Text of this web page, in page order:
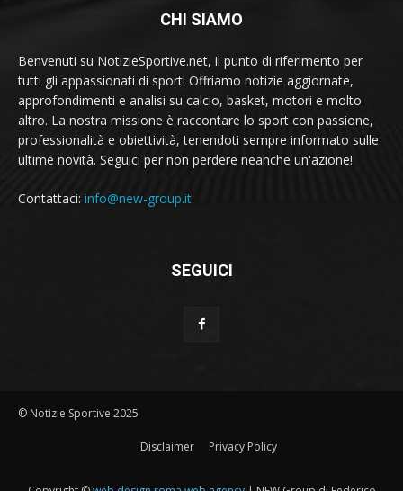
CHI SIAMO
Benvenuti su NotizieSportive.net, il punto di riferimento per
tutti gli appassionati di sport! Offriamo notizie aggiornate,
approfondimenti e analisi su calcio, basket, motori e molto
altro. La nostra missione è raccontare lo sport con passione,
professionalità e obiettività, tenendoti sempre informato sulle
ultime novità. Seguici per non perdere neanche un'azione!
Contattaci: info@new-group.it
SEGUICI
© Notizie Sportive 2025
Disclaimer Privacy Policy